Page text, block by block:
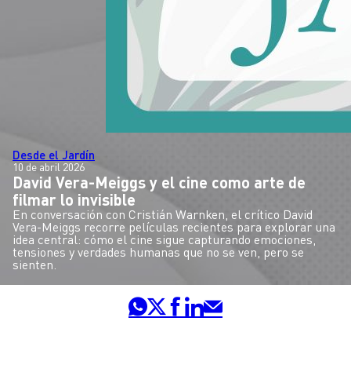
Desde el Jardín
10 de abril 2026
David Vera-Meiggs y el cine como arte de
filmar lo invisible
En conversación con Cristián Warnken, el crítico David
Vera-Meiggs recorre películas recientes para explorar una
idea central: cómo el cine sigue capturando emociones,
tensiones y verdades humanas que no se ven, pero se
sienten.